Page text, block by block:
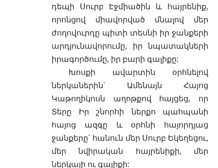
դեպի Սուրբ Էջմիածին և հայրենիք,
որոնցով միավորված մնալով մեր
ժողովուրդը պիտի տեսնի իր ջանքերի
արդյունավորումը, իր նպատակների
իրագործումը, իր բարի գալիքը:
Խոսքի ավարտին օրհնելով
ներկաներին` Ամենայն Հայոց
Կաթողիկոսն աղոթքով հայցեց, որ
Տերը Իր շնորհի ներքո պահպանի
հայոց ազգը և օրհնի հայորդյաց
ջանքերը` հանուն մեր Սուրբ Եկեղեցու,
մեր նվիրական հայրենիքի, մեր
ներկայի ու գալիքի: